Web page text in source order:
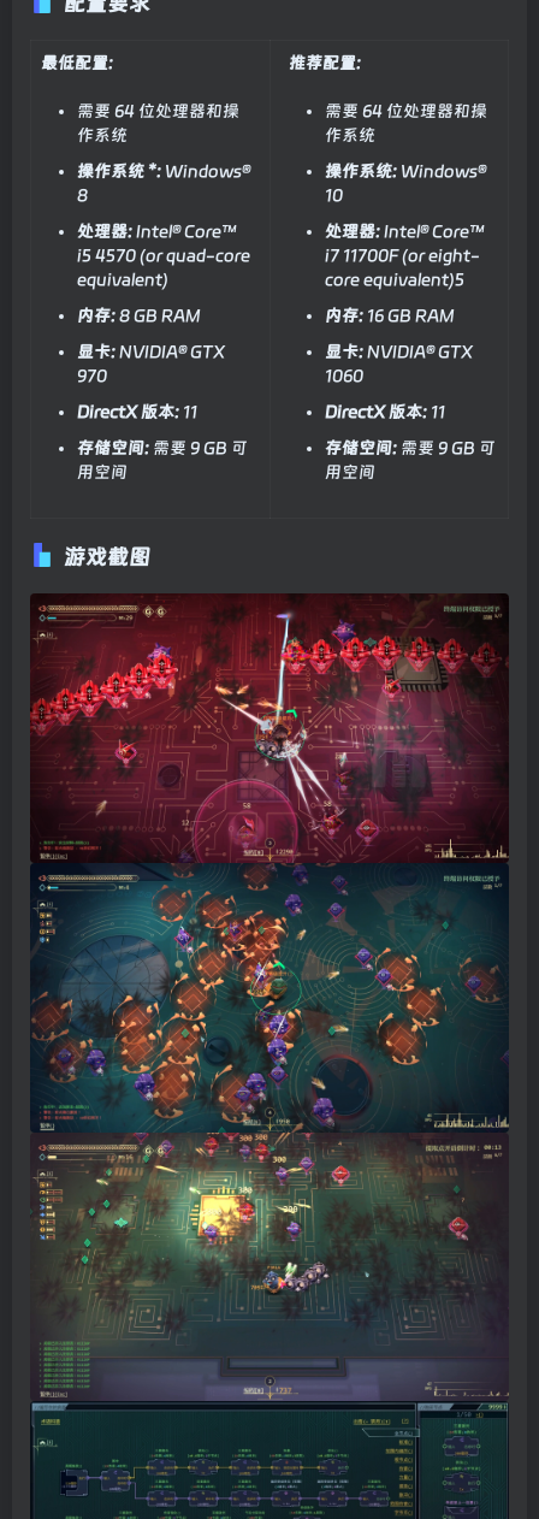
最低配置:
需要 64 位处理器和操
作系统
操作系统 *: Windows®
8
处理器:Intel® Core™
i5 4570 (or quad-core
equivalent)
内存:8 GB RAM
显卡:NVIDIA® GTX
970
DirectX 版本: 11
存储空间: 需要 9 GB 可
用空间
推荐配置:
需要 64 位处理器和操
作系统
操作系统: Windows®
10
处理器:Intel® Core™
i7 11700F (or eight-
core equivalent)5
内存: 16 GB RAM
显卡:NVIDIA® GTX
1060
DirectX 版本: 11
存储空间: 需要 9 GB 可
用空间
游戏截图